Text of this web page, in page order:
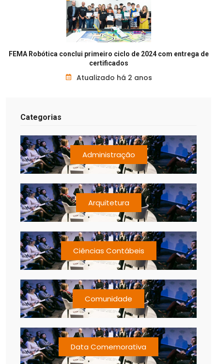
FEMA Robótica conclui primeiro ciclo de 2024 com entrega de
certificados
Atualizado há 2 anos
Categorias
Administração
Arquitetura
Ciências Contábeis
Comunidade
Data Comemorativa